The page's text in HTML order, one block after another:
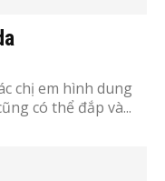
chị em hình dung
có thể đắp và...